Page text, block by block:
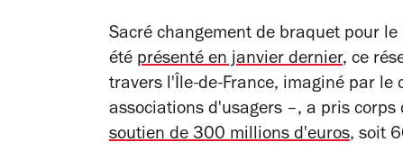
Sacré changement de braquet pour
été présenté en janvier dernier, ce
travers l'Île-de-France, imaginé par le
associations d'usagers –, a pris
soutien de 300 millions d'euros, soit